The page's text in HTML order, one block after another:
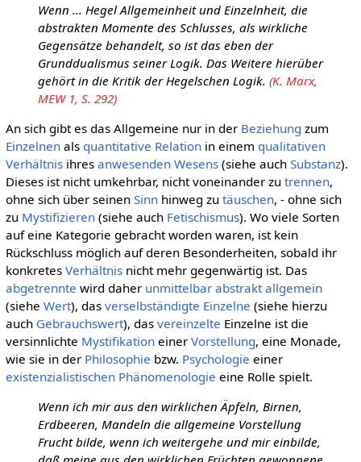
Wenn ... Hegel Allgemeinheit und Einzelnheit, die
abstrakten Momente des Schlusses, als wirkliche
Gegensätze behandelt, so ist das eben der
Grunddualismus seiner Logik. Das Weitere hierüber
gehört in die Kritik der Hegelschen Logik. (K. Marx,
MEW 1, S. 292)
An sich gibt es das Allgemeine nur in der Beziehung zum
Einzelnenals quantitative Relationin einem qualitativen
Verhältnisihres anwesenden Wesens(siehe auch Substanz).
Dieses ist nicht umkehrbar, nicht voneinander zu trennen,
ohne sich über seinen Sinnhinweg zu täuschen, - ohne sich
zu Mystifizieren(siehe auch Fetischismus). Wo viele Sorten
auf eine Kategorie gebracht worden waren, ist kein
Rückschluss möglich auf deren Besonderheiten, sobald ihr
konkretes Verhältnisnicht mehr gegenwärtig ist. Das
abgetrennte wird daher unmittelbar abstrakt allgemein
(siehe Wert), das verselbständigte Einzelne (siehe hierzu
auch Gebrauchswert), das vereinzelte Einzelne ist die
versinnlichte Mystifikationeiner Vorstellung, eine Monade,
wie sie in der Philosophie bzw. Psychologie einer
existenzialistischen Phänomenologie eine Rolle spielt.
Wenn ich mir aus den wirklichen Äpfeln, Birnen,
Erdbeeren, Mandeln die allgemeine Vorstellung
Frucht bilde, wenn ich weitergehe und mir einbilde,